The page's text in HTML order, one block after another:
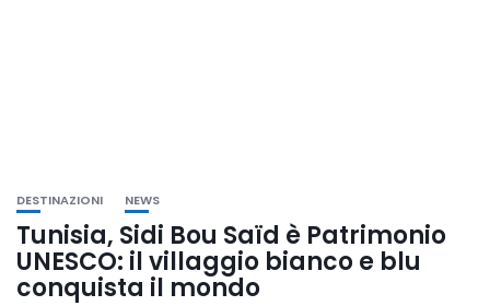
DESTINAZIONI NEWS
Tunisia, Sidi Bou Saïd è Patrimonio
UNESCO: il villaggio bianco e blu
conquista il mondo